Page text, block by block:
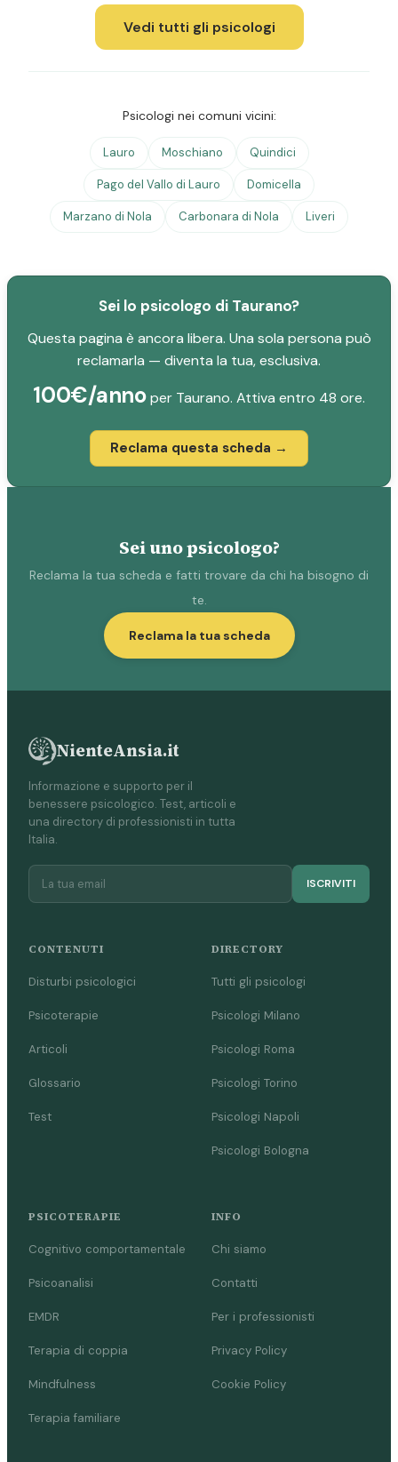
Vedi tutti gli psicologi
Psicologi nei comuni vicini:
Lauro Moschiano Quindici
Pago del Vallo di Lauro Domicella
Marzano di Nola Carbonara di Nola Liveri
Sei lo psicologo di Taurano?
Questa pagina è ancora libera. Una sola persona può
reclamarla — diventa la tua, esclusiva.
100€/annoper Taurano. Attiva entro 48 ore.
Reclama questa scheda →
Sei uno psicologo?
Reclama la tua scheda e fatti trovare da chi ha bisogno di
te.
Reclama la tua scheda
NienteAnsia.it
Informazione e supporto per il
benessere psicologico. Test, articoli e
una directory di professionisti in tutta
Italia.
ISCRIVITI
CONTENUTI
Disturbi psicologici
Psicoterapie
Articoli
Glossario
Test
DIRECTORY
Tutti gli psicologi
Psicologi Milano
Psicologi Roma
Psicologi Torino
Psicologi Napoli
Psicologi Bologna
PSICOTERAPIE
Cognitivo comportamentale
Psicoanalisi
EMDR
Terapia di coppia
Mindfulness
Terapia familiare
INFO
Chi siamo
Contatti
Per i professionisti
Privacy Policy
Cookie Policy